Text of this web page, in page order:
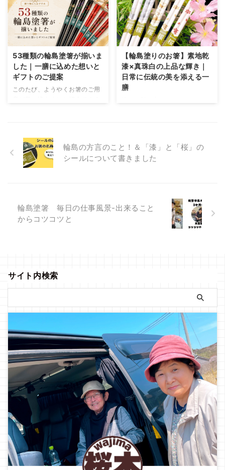
53種類の輪島塗箸が揃いま
した｜一膳に込めた想いと
ギフトのご提案
このたび、ようやくお箸のご用
種類は今回初めてお披露目とな
る新作です。 残りの39種類の
お箸はネットショップに掲載中
です それぞれの一膳には可憐で
す。 伝統と華やかさを兼ね備え
たお箸の数々──どうぞ心ゆく
【輪島塗りのお箸】素地乾
漆×真珠白の上品な輝き｜
日常に伝統の美を添える一
膳
地乾漆のしっとりとした質感と
真珠白のほのかな光を重ねた一
受け継がれてきた手仕事が、
日々の食卓に小さなときめきを
添えてくれます。毎日の暮らし
に、そっと一輪の花を飾るよう
輪島の方言のこと！＆「漆」と「桜」の
シールについて書きました
輪島塗箸 毎日の仕事風景-出来ること
からコツコツと
サイト内検索